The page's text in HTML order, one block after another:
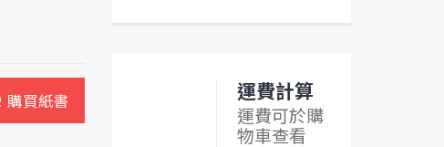
購買紙書 運費計算
運費可於購
物車查看